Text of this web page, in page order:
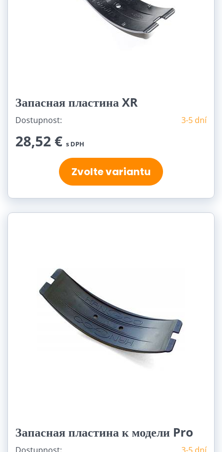
Запасная пластина XR
Dostupnost: 3-5 dní
28,52 € s DPH
Zvolte variantu
Запасная пластина к модели Pro